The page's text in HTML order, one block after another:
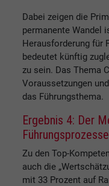
Dabei zeigen die
permanente Wandel
Herausforderung für
bedeutet künftig
zu sein. Das Thema
Voraussetzungen
das Führungsthema.
Ergebnis 4: Der
Zu den Top-
auch die
mit 33 Prozent auf